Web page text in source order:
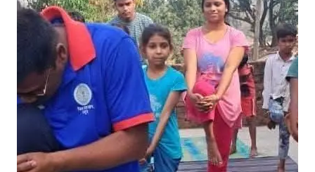
की
प
ह
ल
स
रा
ह
नी
य
,